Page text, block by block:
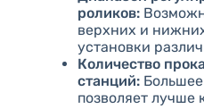
роликов:
верхних и
установки
Количество
станций:Большее
позволяет лучше